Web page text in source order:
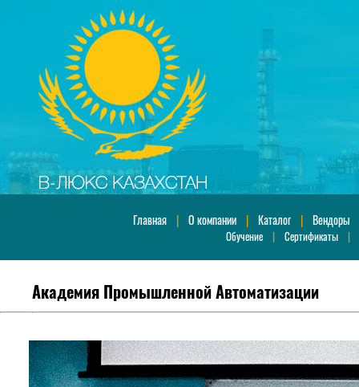
Главная| О компании| Каталог| Вендоры
Обучение | Сертификаты |
Академия Промышленной Автоматизации